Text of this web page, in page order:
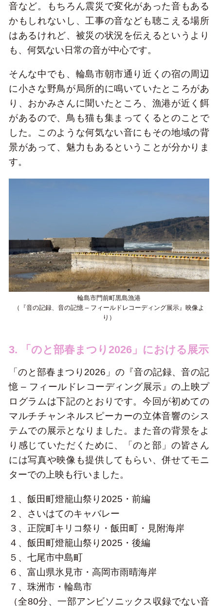
音など。もちろん震災で変化があった音もある
かもしれないし、工事の音なども聴こえる場所
はあるけれど、被災の状況を伝えるというより
も、何気ない日常の音が中心です。
そんな中でも、輪島市朝市通り近くの宿の周辺
に小さな野鳥が局所的に鳴いていたところがあ
り、おかみさんに聞いたところ、漁港が近く餌
があるので、鳥も猫も集まってくるとのことで
した。このような何気ない音にもその地域の背
景があって、魅力もあるということが分かりま
す。
輪島市門前町黒島漁港
（『音の記録、音の記憶 – フィールドレコーディング展示』映像よ
り）
3. 「のと部春まつり2026」における展示
「のと部春まつり2026」の『音の記録、音の記
憶 – フィールドレコーディング展示』の上映プ
ログラムは下記のとおりです。今回が初めての
マルチチャンネルスピーカーの立体音響のシス
テムでの展示となりました。また音の背景をよ
り感じていただくために、「のと部」の皆さん
には写真や映像も提供してもらい、併せてモニ
ターでの上映も行いました。
１、飯田町燈籠山祭り2025・前編
２、さいはてのキャバレー
３、正院町キリコ祭り・飯田町・見附海岸
４、飯田町燈籠山祭り2025・後編
５、七尾市中島町
６、富山県氷見市・高岡市雨晴海岸
７、珠洲市・輪島市
（全80分、一部アンビソニックス収録でない音